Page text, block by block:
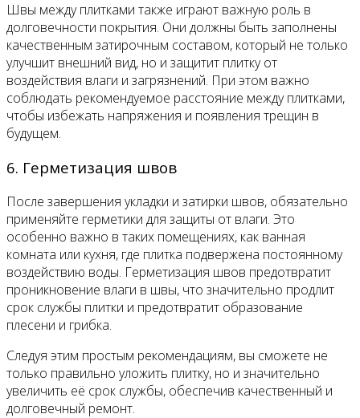
Швы между плитками также играют важную роль в
долговечности покрытия. Они должны быть заполнены
качественным затирочным составом, который не только
улучшит внешний вид, но и защитит плитку от
воздействия влаги и загрязнений. При этом важно
соблюдать рекомендуемое расстояние между плитками,
чтобы избежать напряжения и появления трещин в
будущем.
6. Герметизация швов
После завершения укладки и затирки швов, обязательно
применяйте герметики для защиты от влаги. Это
особенно важно в таких помещениях, как ванная
комната или кухня, где плитка подвержена постоянному
воздействию воды. Герметизация швов предотвратит
проникновение влаги в швы, что значительно продлит
срок службы плитки и предотвратит образование
плесени и грибка.
Следуя этим простым рекомендациям, вы сможете не
только правильно уложить плитку, но и значительно
увеличить её срок службы, обеспечив качественный и
долговечный ремонт.